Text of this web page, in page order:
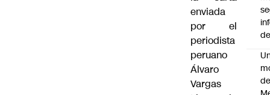
enviada
por el
periodista
peruano
Álvaro
Vargas